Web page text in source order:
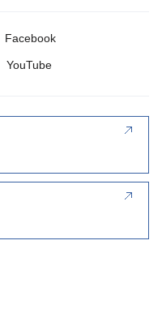
Facebook
YouTube